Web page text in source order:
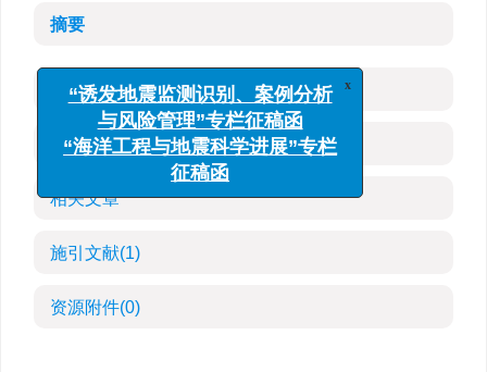
摘要
HTML全文
参考文献(0)
相关文章
施引文献(1)
资源附件(0)
x
“诱发地震监测识别、案例分析
与风险管理”专栏征稿函
“海洋工程与地震科学进展”专栏
征稿函